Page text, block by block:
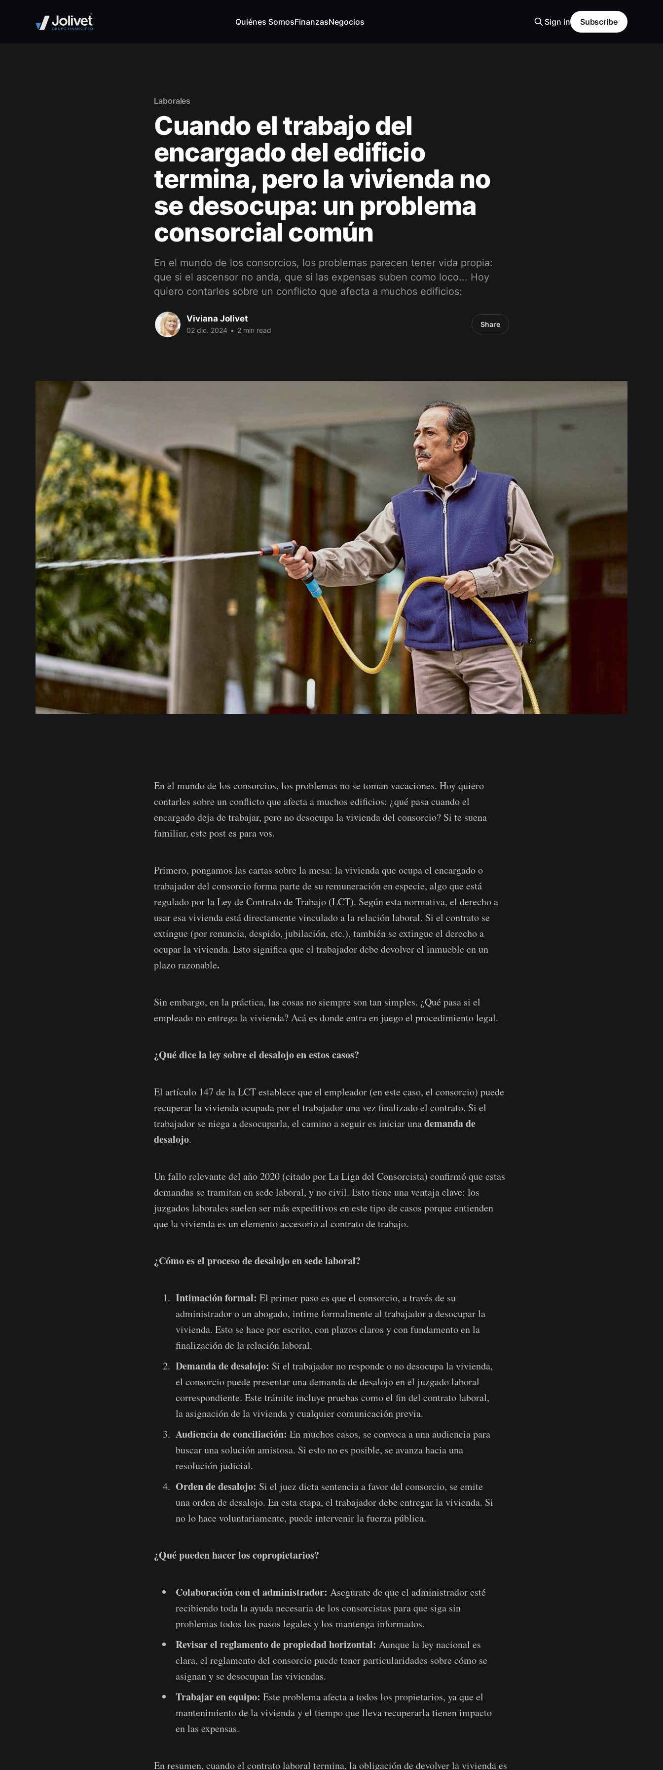
Quiénes SomosFinanzasNegocios Sign in Subscribe
Laborales
Cuando el trabajo del
encargado del edificio
termina, pero la vivienda no
se desocupa: un problema
consorcial común
En el mundo de los consorcios, los problemas parecen tener vida propia:
que si el ascensor no anda, que si las expensas suben como loco... Hoy
quiero contarles sobre un conflicto que afecta a muchos edificios:
Viviana Jolivet
02 dic. 2024 • 2 min read
Share
En el mundo de los consorcios, los problemas no se toman vacaciones. Hoy quiero
contarles sobre un conflicto que afecta a muchos edificios: ¿qué pasa cuando el
encargado deja de trabajar, pero no desocupa la vivienda del consorcio? Si te suena
familiar, este post es para vos.
Primero, pongamos las cartas sobre la mesa: la vivienda que ocupa el encargado o
trabajador del consorcio forma parte de su remuneración en especie, algo que está
regulado por la Ley de Contrato de Trabajo (LCT). Según esta normativa, el derecho a
usar esa vivienda está directamente vinculado a la relación laboral. Si el contrato se
extingue (por renuncia, despido, jubilación, etc.), también se extingue el derecho a
ocupar la vivienda. Esto significa que el trabajador debe devolver el inmueble en un
plazo razonable.
Sin embargo, en la práctica, las cosas no siempre son tan simples. ¿Qué pasa si el
empleado no entrega la vivienda? Acá es donde entra en juego el procedimiento legal.
¿Qué dice la ley sobre el desalojo en estos casos?
El artículo 147 de la LCT establece que el empleador (en este caso, el consorcio) puede
recuperar la vivienda ocupada por el trabajador una vez finalizado el contrato. Si el
trabajador se niega a desocuparla, el camino a seguir es iniciar unademanda de
desalojo.
Un fallo relevante del año 2020 (citado por La Liga del Consorcista) confirmó que estas
demandas se tramitan en sede laboral, y no civil. Esto tiene una ventaja clave: los
juzgados laborales suelen ser más expeditivos en este tipo de casos porque entienden
que la vivienda es un elemento accesorio al contrato de trabajo.
¿Cómo es el proceso de desalojo en sede laboral?
Intimación formal: El primer paso es que el consorcio, a través de su
administrador o un abogado, intime formalmente al trabajador a desocupar la
vivienda. Esto se hace por escrito, con plazos claros y con fundamento en la
finalización de la relación laboral.
Demanda de desalojo: Si el trabajador no responde o no desocupa la vivienda,
el consorcio puede presentar una demanda de desalojo en el juzgado laboral
correspondiente. Este trámite incluye pruebas como el fin del contrato laboral,
la asignación de la vivienda y cualquier comunicación previa.
Audiencia de conciliación: En muchos casos, se convoca a una audiencia para
buscar una solución amistosa. Si esto no es posible, se avanza hacia una
resolución judicial.
Orden de desalojo: Si el juez dicta sentencia a favor del consorcio, se emite
una orden de desalojo. En esta etapa, el trabajador debe entregar la vivienda. Si
no lo hace voluntariamente, puede intervenir la fuerza pública.
¿Qué pueden hacer los copropietarios?
Colaboración con el administrador: Asegurate de que el administrador esté
recibiendo toda la ayuda necesaria de los consorcistas para que siga sin
problemas todos los pasos legales y los mantenga informados.
Revisar el reglamento de propiedad horizontal: Aunque la ley nacional es
clara, el reglamento del consorcio puede tener particularidades sobre cómo se
asignan y se desocupan las viviendas.
Trabajar en equipo: Este problema afecta a todos los propietarios, ya que el
mantenimiento de la vivienda y el tiempo que lleva recuperarla tienen impacto
en las expensas.
En resumen, cuando el contrato laboral termina, la obligación de devolver la vivienda es